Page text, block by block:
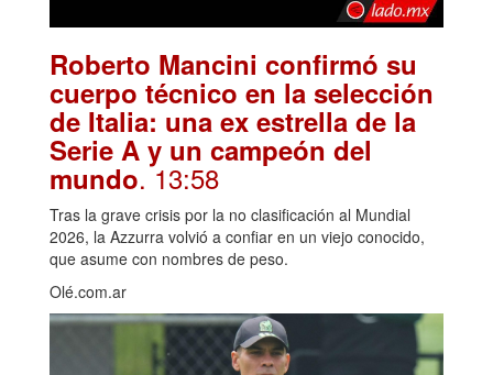
Roberto Mancini confirmó su
cuerpo técnico en la selección
de Italia: una ex estrella de la
Serie A y un campeón del
mundo. 13:58
Tras la grave crisis por la no clasificación al Mundial
2026, la Azzurra volvió a confiar en un viejo conocido,
que asume con nombres de peso.
Olé.com.ar